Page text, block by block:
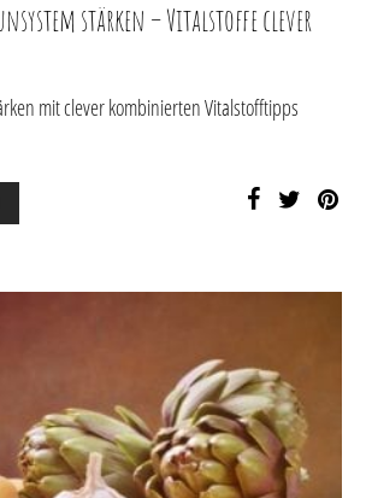
stärken – Vitalstoffe clever
mit clever kombinierten Vitalstofftipps